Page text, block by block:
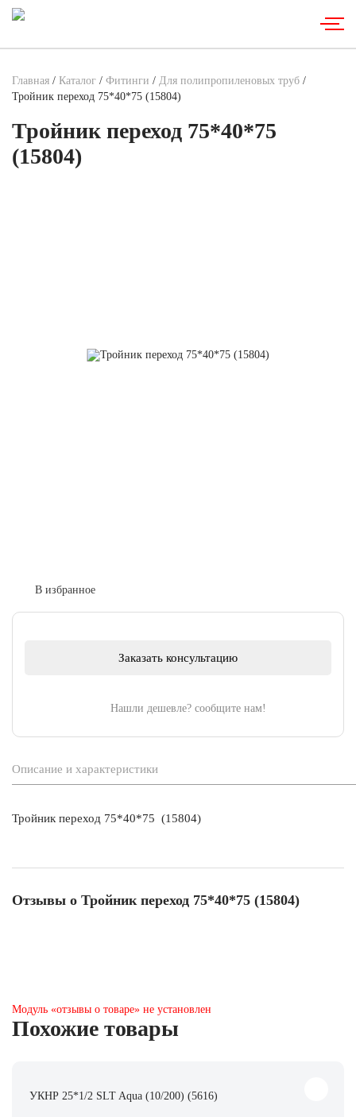
Главная / Каталог / Фитинги / Для полипропиленовых труб /
Тройник переход 75*40*75 (15804)
Тройник переход 75*40*75
(15804)
Заказать консультацию
Нашли дешевле? сообщите нам!
Описание и характеристики
Тройник переход 75*40*75 (15804)
Отзывы о Тройник переход 75*40*75 (15804)
Модуль «отзывы о товаре» не установлен
Похожие товары
УКНР 25*1/2 SLT Aqua (10/200) (5616)